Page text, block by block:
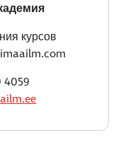
курсов
4059